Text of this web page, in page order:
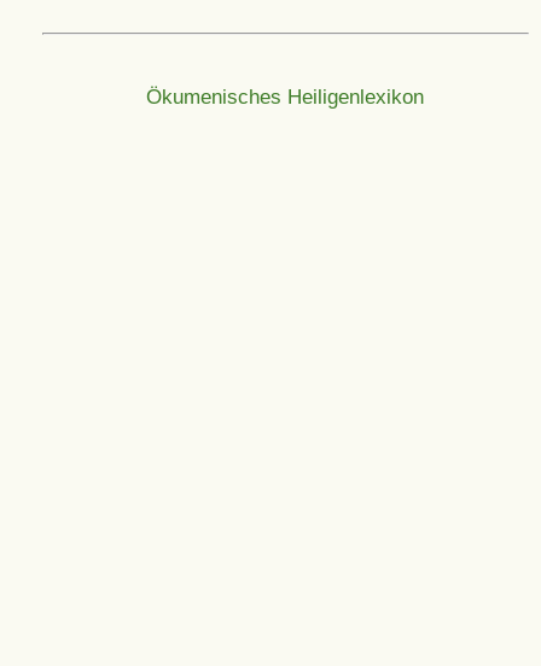
Ökumenisches Heiligenlexikon